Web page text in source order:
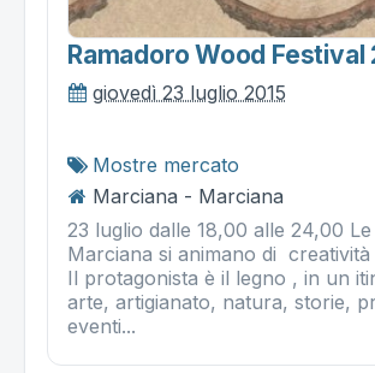
Ramadoro Wood Festival
giovedì 23 luglio 2015
Mostre mercato
Marciana - Marciana
23 luglio dalle 18,00 alle 24,00
Marciana si animano di creatività
Il protagonista è il legno , in un
arte, artigianato, natura, storie,
eventi...